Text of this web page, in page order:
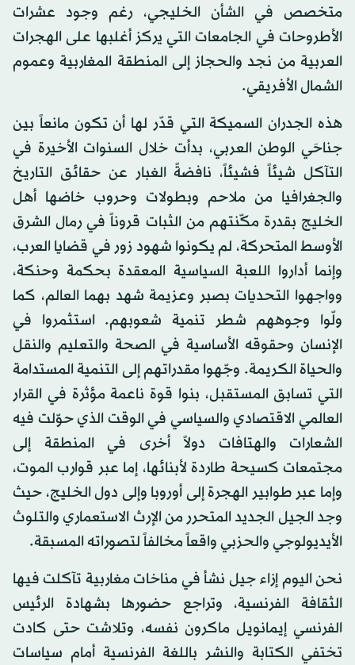
متخصص في الشأن الخليجي، رغم وجود عشرات
الأطروحات في الجامعات التي يركز أغلبها على الهجرات
العربية من نجد والحجاز إلى المنطقة المغاربية وعموم
الشمال الأفريقي.
هذه الجدران السميكة التي قدّر لها أن تكون مانعاً بين
جناحَي الوطن العربي، بدأت خلال السنوات الأخيرة في
التآكل شيئاً فشيئاً، نافضةً الغبار عن حقائق التاريخ
والجغرافيا من ملاحم وبطولات وحروب خاضها أهل
الخليج بقدرة مكّنتهم من الثبات قروناً في رمال الشرق
الأوسط المتحركة، لم يكونوا شهود زور في قضايا العرب،
وإنما أداروا اللعبة السياسية المعقدة بحكمة وحنكة،
وواجهوا التحديات بصبر وعزيمة شهد بهما العالم، كما
ولّوا وجوههم شطر تنمية شعوبهم. استثمروا في
الإنسان وحقوقه الأساسية في الصحة والتعليم والنقل
والحياة الكريمة. وجّهوا مقدراتهم إلى التنمية المستدامة
التي تسابق المستقبل، بنوا قوة ناعمة مؤثرة في القرار
العالمي الاقتصادي والسياسي في الوقت الذي حوّلت فيه
الشعارات والهتافات دولاً أخرى في المنطقة إلى
مجتمعات كسيحة طاردة لأبنائها، إما عبر قوارب الموت،
وإما عبر طوابير الهجرة إلى أوروبا وإلى دول الخليج، حيث
وجد الجيل الجديد المتحرر من الإرث الاستعماري والتلوث
الأيديولوجي والحزبي واقعاً مخالفاً لتصوراته المسبقة.
نحن اليوم إزاء جيل نشأ في مناخات مغاربية تآكلت فيها
الثقافة الفرنسية، وتراجع حضورها بشهادة الرئيس
الفرنسي إيمانويل ماكرون نفسه، وتلاشت حتى كادت
تختفي الكتابة والنشر باللغة الفرنسية أمام سياسات